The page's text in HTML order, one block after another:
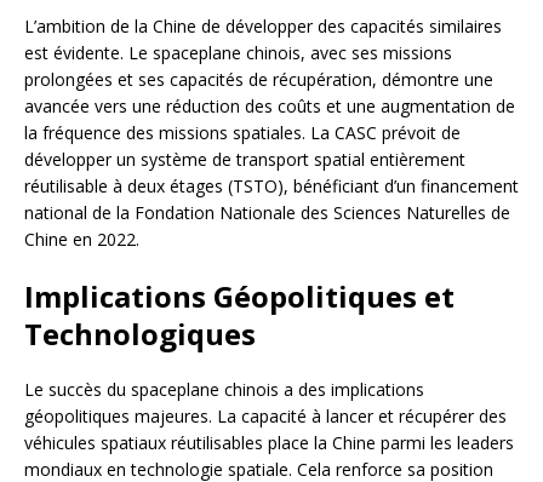
L’ambition de la Chine de développer des capacités similaires
est évidente. Le spaceplane chinois, avec ses missions
prolongées et ses capacités de récupération, démontre une
avancée vers une réduction des coûts et une augmentation de
la fréquence des missions spatiales. La CASC prévoit de
développer un système de transport spatial entièrement
réutilisable à deux étages (TSTO), bénéficiant d’un financement
national de la Fondation Nationale des Sciences Naturelles de
Chine en 2022.
Implications Géopolitiques et
Technologiques
Le succès du spaceplane chinois a des implications
géopolitiques majeures. La capacité à lancer et récupérer des
véhicules spatiaux réutilisables place la Chine parmi les leaders
mondiaux en technologie spatiale. Cela renforce sa position